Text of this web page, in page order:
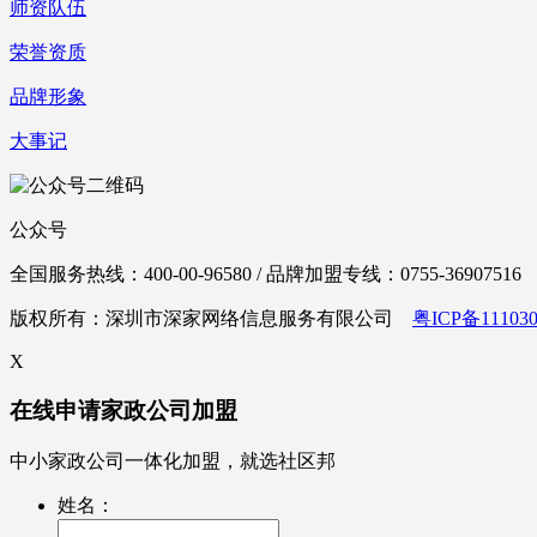
师资队伍
荣誉资质
品牌形象
大事记
公众号
全国服务热线：400-00-96580 / 品牌加盟专线：0755-36907516
版权所有：深圳市深家网络信息服务有限公司 粤ICP备
X
在线申请家政公司加盟
中小家政公司一体化加盟，就选社区邦
姓名：